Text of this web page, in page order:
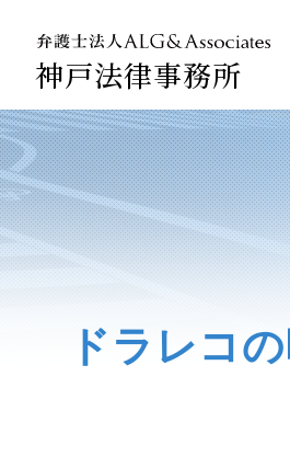
神戸法律事務所
ドラレコ